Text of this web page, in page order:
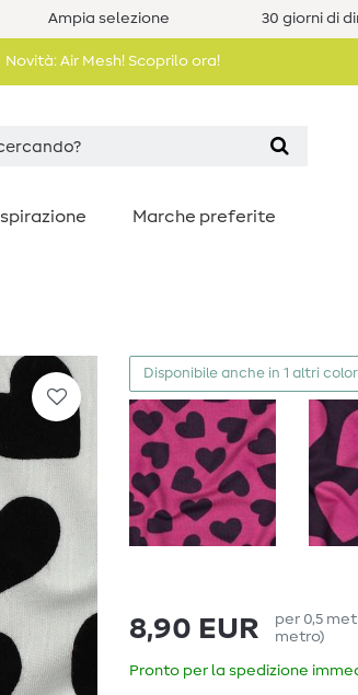
Ampia selezione 30 giorni di
Novità: Air Mesh! Scoprilo ora!
Ispirazione Marche preferite
Disponibile anche in 1 altri
8,90 EUR per 0,5
metro)
Pronto per la spedizione